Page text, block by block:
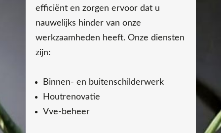
efficiënt en zorgen ervoor dat u
nauwelijks hinder van onze
werkzaamheden heeft. Onze diensten
zijn:
Binnen- en buitenschilderwerk
Houtrenovatie
Vve-beheer